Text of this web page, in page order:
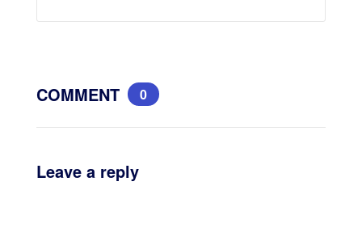
COMMENT 0
Leave a reply